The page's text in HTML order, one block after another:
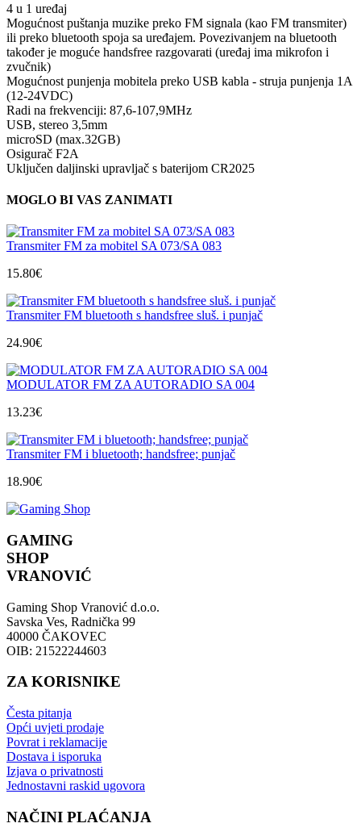
4 u 1 uređaj
Mogućnost puštanja muzike preko FM signala (kao FM transmiter)
ili preko bluetooth spoja sa uređajem. Povezivanjem na bluetooth
također je moguće handsfree razgovarati (uređaj ima mikrofon i
zvučnik)
Mogućnost punjenja mobitela preko USB kabla - struja punjenja 1A
(12-24VDC)
Radi na frekvenciji: 87,6-107,9MHz
USB, stereo 3,5mm
microSD (max.32GB)
Osigurač F2A
Uključen daljinski upravljač s baterijom CR2025
MOGLO BI VAS ZANIMATI
Transmiter FM za mobitel SA 073/SA 083
15.80€
Transmiter FM bluetooth s handsfree sluš. i punjač
24.90€
MODULATOR FM ZA AUTORADIO SA 004
13.23€
Transmiter FM i bluetooth; handsfree; punjač
18.90€
GAMING
SHOP
VRANOVIĆ
Gaming Shop Vranović d.o.o.
Savska Ves, Radnička 99
40000 ČAKOVEC
OIB: 21522244603
ZA KORISNIKE
Česta pitanja
Opći uvjeti prodaje
Povrat i reklamacije
Dostava i isporuka
Izjava o privatnosti
Jednostavni raskid ugovora
NAČINI PLAĆANJA